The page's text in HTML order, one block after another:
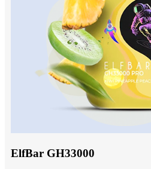
ElfBar GH33000